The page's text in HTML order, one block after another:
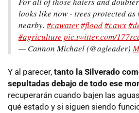
looks like now - trees protected as
nearby. #cawater#flood#cawx
#agriculture pic.twitter.com/
— Cannon Michael (@agleader)
Y al parecer, tanto la Silverado
sepultadas debajo de todo ese
recuperarán cuando bajen las
qué estado y si siguen siendo